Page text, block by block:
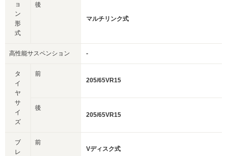
ョ
ン
形
式
後
マルチリンク式
高性能サスペンション -
タ
イ
ヤ
サ
イ
ズ
前
205/65VR15
後
205/65VR15
ブ
レ
前
Vディスク式